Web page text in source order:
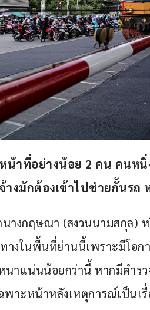
หน้าที่อย่างน้อย 2 คน คนห
างมักต้องเข้าไปช่วยกั้นรถ
นางกฤษณา (สงวนนามสกุล)
างในพื้นที่ย่านนี้เพราะมีโอก
นาแน่นน้อยกว่านี้ หากมีตำร
าะหน้าหลังเหตุการณ์เป็นเ